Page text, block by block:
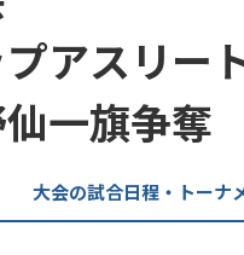
アスリー
一旗争奪
大会の試合日程・トーナ